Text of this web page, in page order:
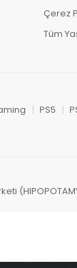
Çerez
Tüm
PS5